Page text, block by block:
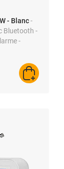
- Blanc-
Bluetooth -
-
AJOUTER